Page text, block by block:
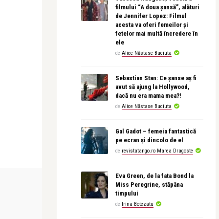
BEAUTY NEWS & STYLE BEAUTY NEWS
filmului “A doua șansă”, alături
de Jennifer Lopez: Filmul
acesta va oferi femeilor și
fetelor mai multă încredere în
ele
de Alice Năstase Buciuta
Sebastian Stan: Ce șanse aș fi
avut să ajung la Hollywood,
dacă nu era mama mea?!
de Alice Năstase Buciuta
Gal Gadot – femeia fantastică
pe ecran și dincolo de el
de revistatango.ro Marea Dragoste
Eva Green, de la fata Bond la
Miss Peregrine, stăpâna
timpului
de Irina Botezatu